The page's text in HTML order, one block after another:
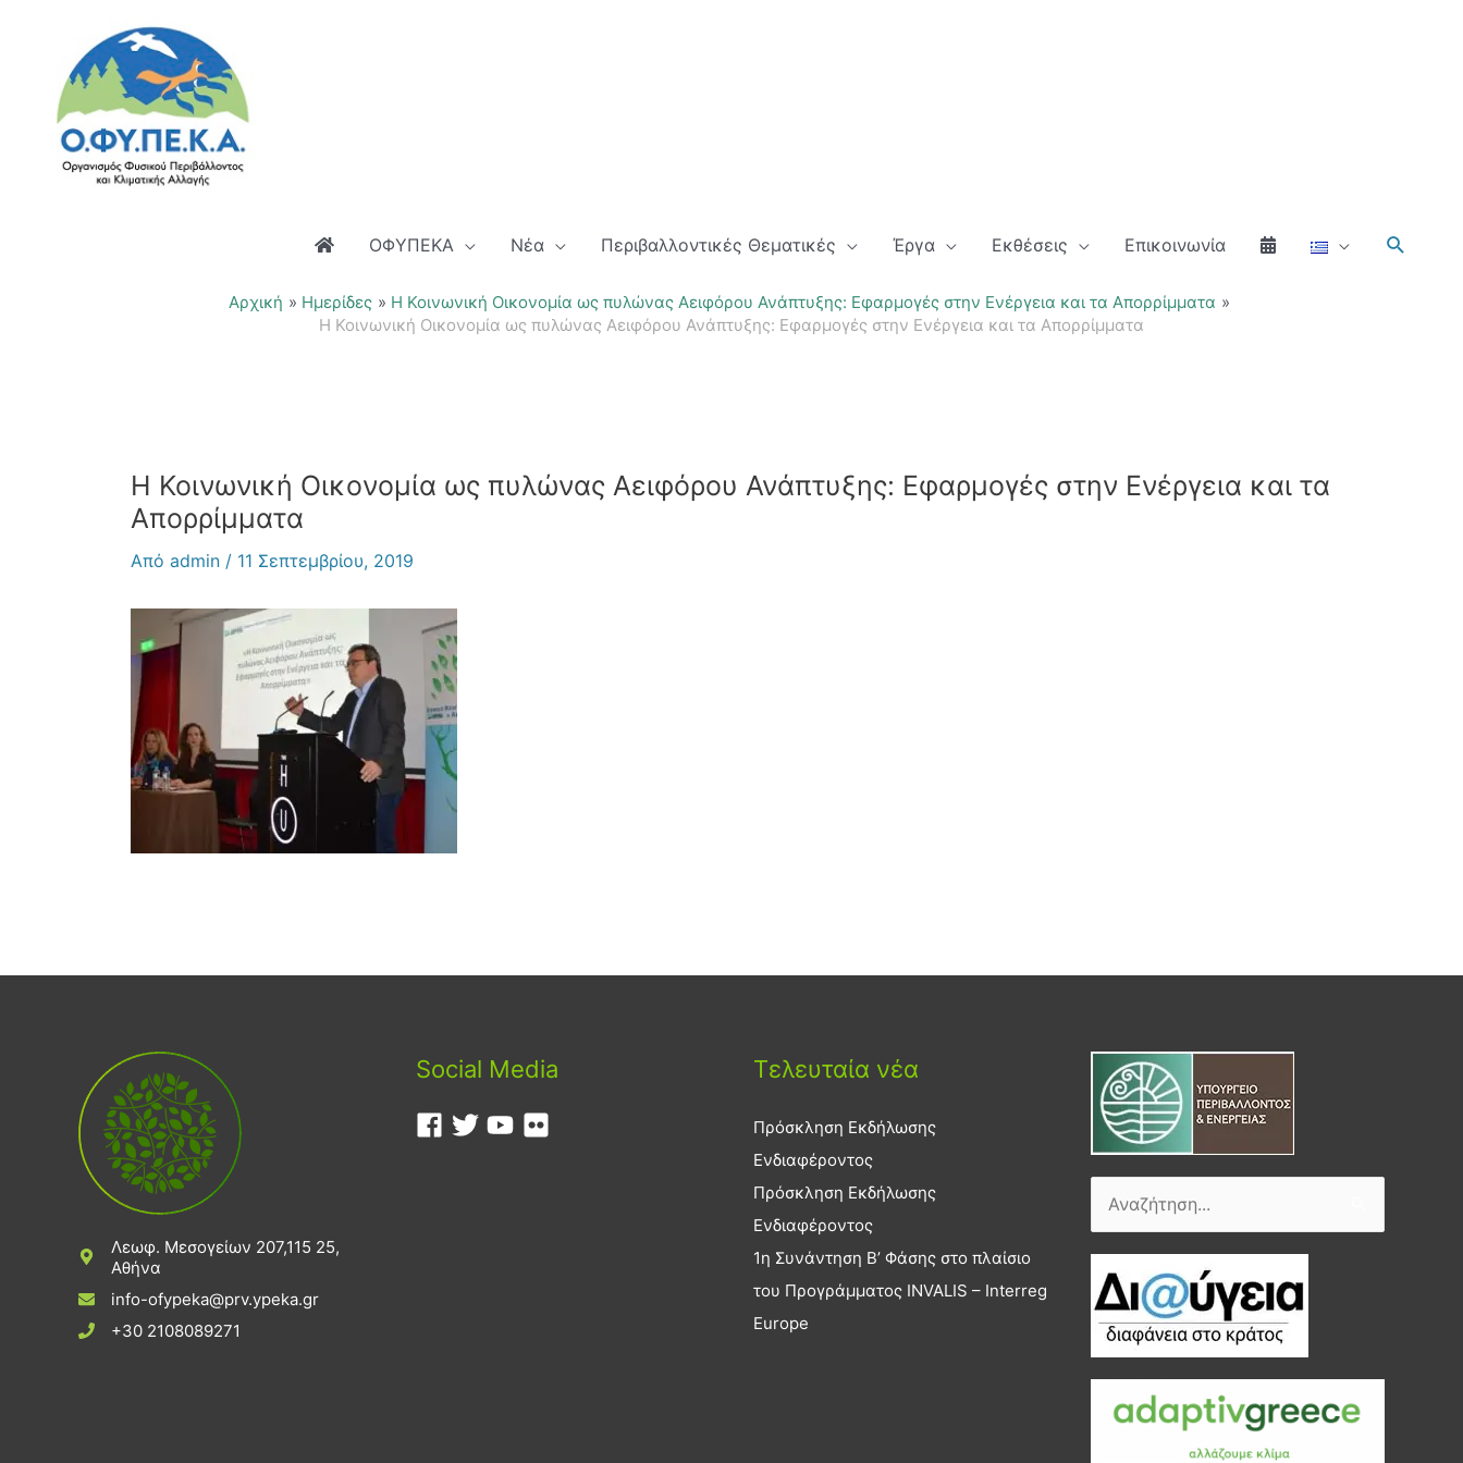
περιεχόμενο
ΟΦΥΠΕΚΑ Νέα Περιβαλλοντικές Θεματικές Έργα Εκθέσεις Επικοινωνία
Αρχική Ημερίδες
Η Κοινωνική Οικονομία ως πυλώνας Αειφόρου Ανάπτυξης: Εφαρμογές στην Ενέργεια και τα Απορρίμματα
Η Κοινωνική Οικονομία ως πυλώνας Αειφόρου Ανάπτυξης: Εφαρμογές στην Ενέργεια και τα Απορρίμματα
Η Κοινωνική Οικονομία ως πυλώνας Αειφόρου Ανάπτυξης: Εφαρμογές στην Ενέργεια και τα
Απορρίμματα
Από admin / 11 Σεπτεμβρίου, 2019
Λεωφ. Μεσογείων 207,115 25,
Αθήνα
info-ofypeka@prv.ypeka.gr
+30 2108089271
Social Media Τελευταία νέα
Πρόσκληση Εκδήλωσης
Ενδιαφέροντος
Πρόσκληση Εκδήλωσης
Ενδιαφέροντος
1η Συνάντηση Β’ Φάσης στο πλαίσιο
του Προγράμματος INVALIS – Interreg
Europe
Αναζήτηση